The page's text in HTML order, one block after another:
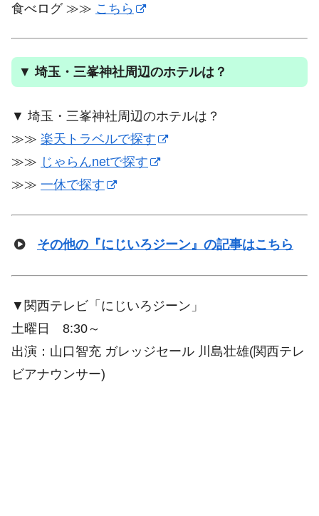
食べログ ≫≫ こちら
▼埼玉・三峯神社周辺のホテルは？
▼ 埼玉・三峯神社周辺のホテルは？
≫≫ 楽天トラベルで探す
≫≫ じゃらんnetで探す
≫≫ 一休で探す
その他の『にじいろジーン』の記事はこちら
▼関西テレビ「にじいろジーン」
土曜日 8:30～
出演：山口智充 ガレッジセール 川島壮雄(関西テレ
ビアナウンサー)